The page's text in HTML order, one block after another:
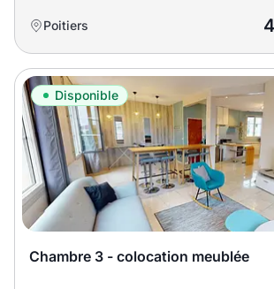
Poitiers
Disponible
Chambre 3 - colocation meublée